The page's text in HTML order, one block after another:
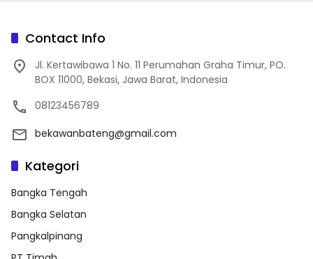
Contact Info
Jl. Kertawibawa 1 No. 11 Perumahan Graha Timur, PO.
BOX 11000, Bekasi, Jawa Barat, Indonesia
08123456789
bekawanbateng@gmail.com
Kategori
Bangka Tengah
Bangka Selatan
Pangkalpinang